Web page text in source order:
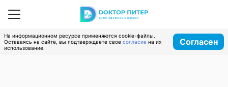
На информационном ресурсе применяются cookie-файлы.
Оставаясь на сайте, вы подтверждаете свое согласие на их
использование.
Согласен